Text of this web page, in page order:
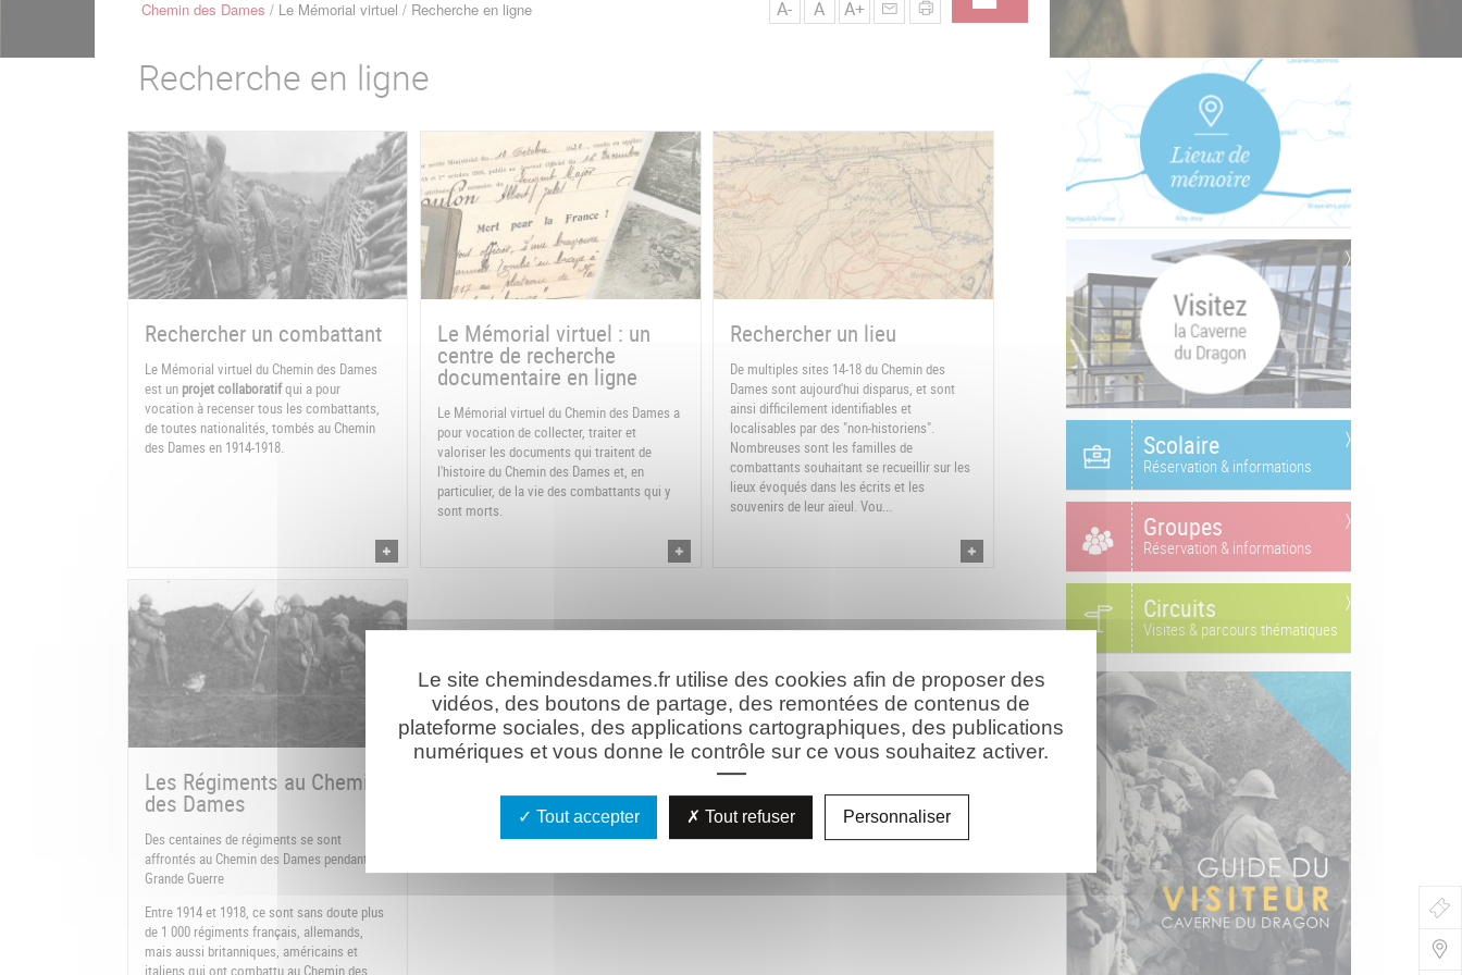
de
Fil
Chemin des Dames Le Mémorial virtuel Recherche en ligne A- A A+
Recherche en ligne
Rechercher un combattant
Le Mémorial virtuel du Chemin des Dames
est un projet collaboratifqui a pour
vocation à recenser tous les combattants,
de toutes nationalités, tombés au Chemin
des Dames en 1914-1918.
Le Mémorial virtuel : un
centre de recherche
documentaire en ligne
Le Mémorial virtuel du Chemin des Dames a
pour vocation de collecter, traiter et
valoriser les documents qui traitent de
l'histoire du Chemin des Dames et, en
particulier, de la vie des combattants qui y
sont morts.
Rechercher un lieu
De multiples sites 14-18 du Chemin des
Dames sont aujourd'hui disparus, et sont
ainsi difficilement identifiables et
localisables par des "non-historiens".
Nombreuses sont les familles de
combattants souhaitant se recueillir sur les
lieux évoqués dans les écrits et les
souvenirs de leur aïeul. Vou...
Les Régiments au Chemin
des Dames
Des centaines de régiments se sont
affrontés au Chemin des Dames pendant la
Grande Guerre
Entre 1914 et 1918, ce sont sans doute plus
de 1 000 régiments français, allemands,
mais aussi britanniques, américains et
italiens qui ont combattu au Chemin des
Scolaire
Réservation & informations
Groupes
Réservation & informations
Circuits
Visites & parcours thématiques
Le site chemindesdames.fr utilise des cookies afin de proposer des
vidéos, des boutons de partage, des remontées de contenus de
plateforme sociales, des applications cartographiques, des publications
numériques et vous donne le contrôle sur ce vous souhaitez activer.
Tout accepter Tout refuser Personnaliser